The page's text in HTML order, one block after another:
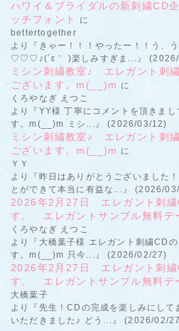
ハワイ＆ブライダルの新刺繍CD
ッチフォント
に
bettertogether
より『きゃー！！！やったー！！う、
♡♡♡♪(´ε｀ )楽しみすぎま...』
ミシン刺繍教室♪ エレガント刺
ございます。m(__)m に
くろやなぎ えつこ
より『YY様 丁寧にコメントを頂きま
す。m(__)m ミシ...』 (2026/03/12)
ミシン刺繍教室♪ エレガント刺
ございます。m(__)m に
ＹＹ
より『昨日はありがとうございました
とができて本当に有益な...』 (2026/
2026年2月27日 エレガント刺繍
す。 エレガントサンプル無料デ
くろやなぎ えつこ
より『大橋葉子様 エレガント刺繍CD
す。m(__)m 只今...』 (2026/02/27)
2026年2月27日 エレガント刺繍
す。 エレガントサンプル無料デ
大橋葉子
より『先生！CDの完成を楽しみにして
いただきました♪ どう...』 (2026/02/